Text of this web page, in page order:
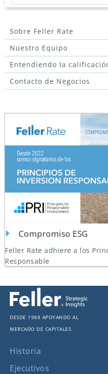
Sobre Feller Rate
Nuestro Equipo
Entendiendo la
Contacto de Negocios
Compromiso ESG
Feller Rate adhiere a los
Responsable
Desde 1988 apoyando al
mercado de capitales
Historia
Ejecutivos